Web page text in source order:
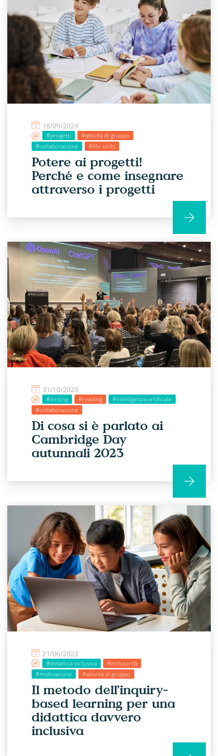
18/09/2024
#progetti
#attività di gruppo
#collaborazione
#life skills
Potere ai progetti!
Perché e come insegnare
attraverso i progetti
31/10/2023
#writing #reading
#intelligenza artificiale
#collaborazione
Di cosa si è parlato ai
Cambridge Day
autunnali 2023
21/06/2023
#didattica inclusiva
#inclusività
#motivazione
#attività di gruppo
Il metodo dell’inquiry-
based learning per una
didattica davvero
inclusiva